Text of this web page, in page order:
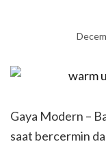
Gaya Modern –
saat bercermin